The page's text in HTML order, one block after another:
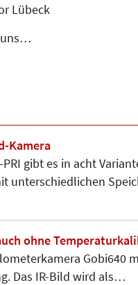
Lübeck
uns…
Kamera
gibt es in acht
unterschiedlichen
ohne
Gobi640
Das IR-Bild wird als…